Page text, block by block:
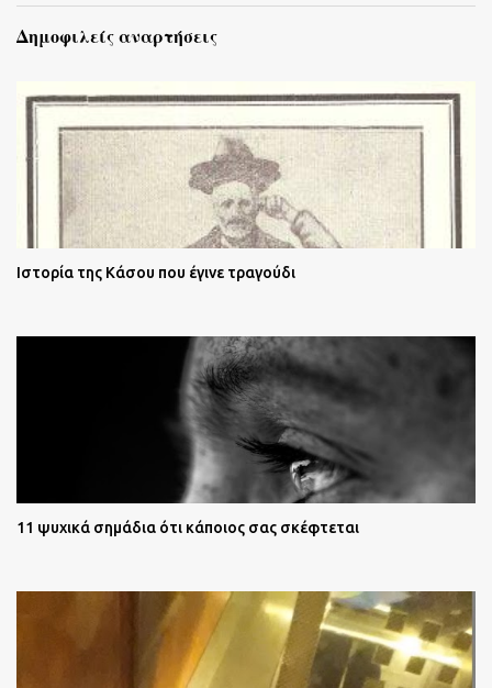
Δημοφιλείς αναρτήσεις
Ιστορία της Κάσου που έγινε τραγούδι
11 ψυχικά σημάδια ότι κάποιος σας σκέφτεται